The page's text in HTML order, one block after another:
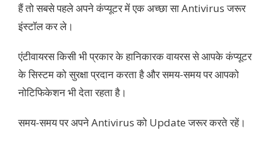
हैं तो सबसे पहले अपने कंप्यूटर में एक अच्छा सा Antivirus जरूर
इंस्टॉल कर ले।
एंटीवायरस किसी भी प्रकार के हानिकारक वायरस से आपके कंप्यूटर
के सिस्टम को सुरक्षा प्रदान करता है और समय-समय पर आपको
नोटिफिकेशन भी देता रहता है।
समय-समय पर अपने Antivirus को Update जरूर करते रहें।